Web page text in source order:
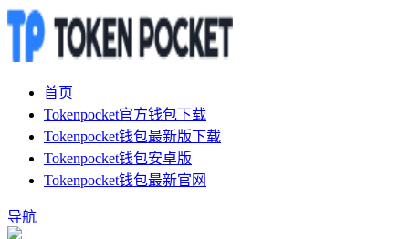
首页
Tokenpocket官方钱包下载
Tokenpocket钱包最新版下载
Tokenpocket钱包安卓版
Tokenpocket钱包最新官网
导航